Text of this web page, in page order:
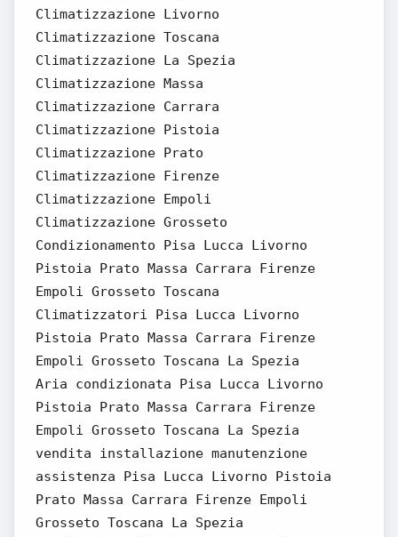
Climatizzazione Livorno
Climatizzazione Toscana
Climatizzazione La Spezia
Climatizzazione Massa
Climatizzazione Carrara
Climatizzazione Pistoia
Climatizzazione Prato
Climatizzazione Firenze
Climatizzazione Empoli
Climatizzazione Grosseto
Condizionamento Pisa Lucca Livorno
Pistoia Prato Massa Carrara Firenze
Empoli Grosseto Toscana
Climatizzatori Pisa Lucca Livorno
Pistoia Prato Massa Carrara Firenze
Empoli Grosseto Toscana La Spezia
Aria condizionata Pisa Lucca Livorno
Pistoia Prato Massa Carrara Firenze
Empoli Grosseto Toscana La Spezia
vendita installazione manutenzione
assistenza Pisa Lucca Livorno Pistoia
Prato Massa Carrara Firenze Empoli
Grosseto Toscana La Spezia